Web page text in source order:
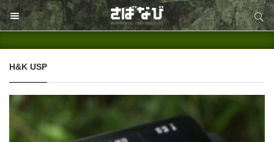
サイト内検索
H&K USP
サイト内検索